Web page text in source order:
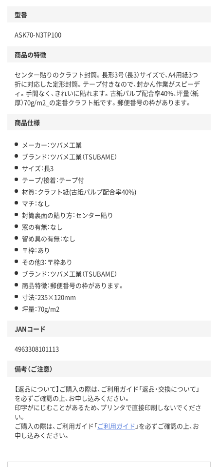
型番
ASK70-N3TP100
商品の特徴
センター貼りのクラフト封筒。長形3号（長3）サイズで、A4用紙3つ
折に対応した定形封筒。テープ付きなので、封かん作業がスピーデ
ィ。手間なく、きれいに貼れます。古紙パルプ配合率40%、坪量（紙
厚）70g/m2_の定番クラフト紙です。郵便番号の枠があります。
商品仕様
メーカー：ツバメ工業
ブランド：ツバメ工業（TSUBAME）
サイズ：長3
テープ/接着：テープ付
材質：クラフト紙(古紙パルプ配合率40%)
マチ：なし
封筒裏面の貼り方：センター貼り
窓の有無：なし
留め具の有無：なし
〒枠：あり
その他3：〒枠あり
ブランド：ツバメ工業（TSUBAME）
商品特徴：郵便番号の枠があります。
寸法：235×120mm
坪量：70g/m2
JANコード
4963308101113
備考（ご注意）
【返品について】ご購入の際は、ご利用ガイド「返品・交換について」
を必ずご確認の上、お申し込みください。
印字がにじむことがあるため、プリンタで直接印刷しないでくださ
い。
ご購入の際は、ご利用ガイド「ご利用ガイド 」を必ずご確認の上、お
申し込みください。